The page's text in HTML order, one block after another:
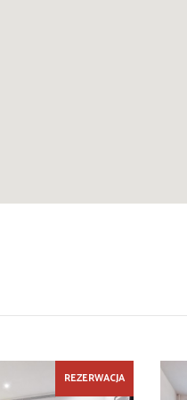
REZERWACJA